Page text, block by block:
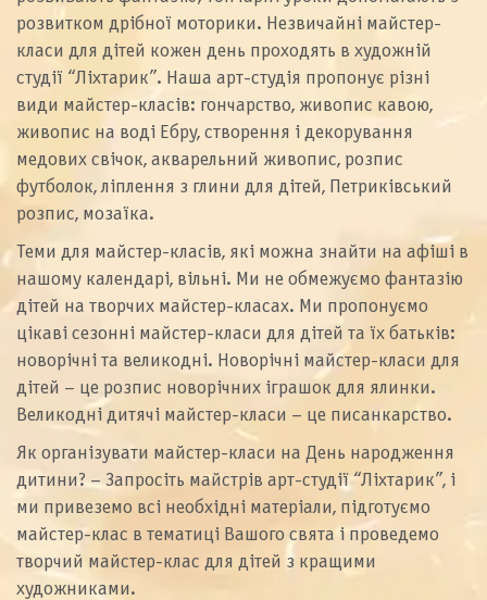
розвитком дрібної моторики. Незвичайні майстер-
класи для дітей кожен день проходять в художній
студії “Ліхтарик”. Наша арт-студія пропонує різні
види майстер-класів: гончарство, живопис кавою,
живопис на воді Ебру, створення і декорування
медових свічок, акварельний живопис, розпис
футболок, ліплення з глини для дітей, Петриківський
розпис, мозаїка.
Теми для майстер-класів, які можна знайти на афіші в
нашому календарі, вільні. Ми не обмежуємо фантазію
дітей на творчих майстер-класах. Ми пропонуємо
цікаві сезонні майстер-класи для дітей та їх батьків:
новорічні та великодні. Новорічні майстер-класи для
дітей – це розпис новорічних іграшок для ялинки.
Великодні дитячі майстер-класи – це писанкарство.
Як організувати майстер-класи на День народження
дитини? – Запросіть майстрів арт-студії “Ліхтарик”, і
ми привеземо всі необхідні матеріали, підготуємо
майстер-клас в тематиці Вашого свята і проведемо
творчий майстер-клас для дітей з кращими
художниками.